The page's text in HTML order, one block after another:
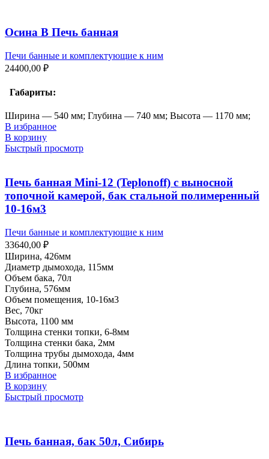
Осина В Печь банная
Печи банные и комплектующие к ним
24400,00 ₽
Габариты:
Ширина — 540 мм; Глубина — 740 мм; Высота — 1170 мм;
В избранное
В корзину
Быстрый просмотр
Печь банная Mini-12 (Teplonoff) с выносной
топочной камерой, бак стальной полимеренный
10-16м3
Печи банные и комплектующие к ним
33640,00 ₽
Ширина, 426мм
Диаметр дымохода, 115мм
Объем бака, 70л
Глубина, 576мм
Объем помещения, 10-16м3
Вес, 70кг
Высота, 1100 мм
Толщина стенки топки, 6-8мм
Толщина стенки бака, 2мм
Толщина трубы дымохода, 4мм
Длина топки, 500мм
В избранное
В корзину
Быстрый просмотр
Печь банная, бак 50л, Сибирь